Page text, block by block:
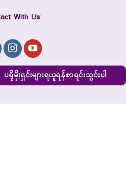
With Us
ပရိုမိုးရှင်းများရယူရန်စာရင်းသွင်းပါ